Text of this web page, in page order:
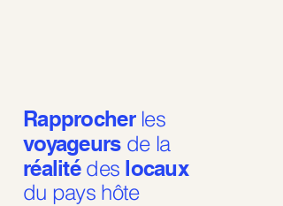
Rapprocherles
voyageursde la
réalitédes locaux
du pays hôte